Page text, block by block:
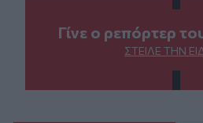
Γίνε ο ρεπόρτερ
ΣΤΕΊΛΕ ΤΗΝ